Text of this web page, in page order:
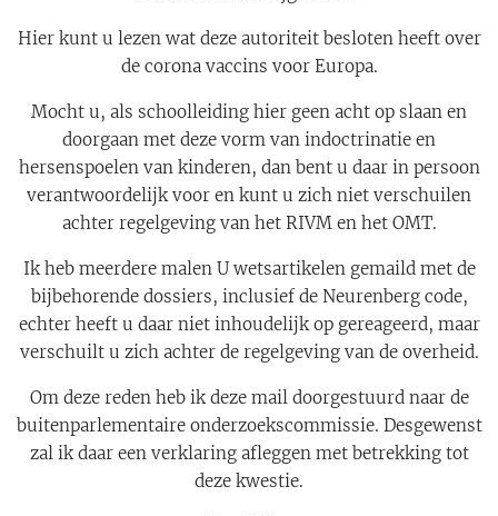
Hier kunt u lezen wat deze autoriteit besloten heeft over
de corona vaccins voor Europa.
Mocht u, als schoolleiding hier geen acht op slaan en
doorgaan met deze vorm van indoctrinatie en
hersenspoelen van kinderen, dan bent u daar in persoon
verantwoordelijk voor en kunt u zich niet verschuilen
achter regelgeving van het RIVM en het OMT.
Ik heb meerdere malen U wetsartikelen gemaild met de
bijbehorende dossiers, inclusief de Neurenberg code,
echter heeft u daar niet inhoudelijk op gereageerd, maar
verschuilt u zich achter de regelgeving van de overheid.
Om deze reden heb ik deze mail doorgestuurd naar de
buitenparlementaire onderzoekscommissie. Desgewenst
zal ik daar een verklaring afleggen met betrekking tot
deze kwestie.